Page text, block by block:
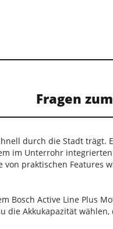
Fragen
durch die Stadt trägt.
im Unterrohr
praktischen Features
Bosch Active Line Plus
die Akkukapazität wählen,